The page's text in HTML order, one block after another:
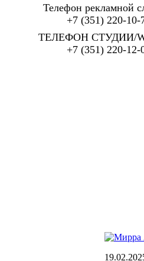
Телефон рекламной
+7 (351) 220-10-
ТЕЛЕФОН СТУДИИ/
+7 (351) 220-12-